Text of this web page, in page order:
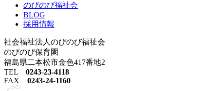
のびのび福祉会
BLOG
採用情報
社会福祉法人のびのび福祉会
のびのび保育園
福島県二本松市金色417番地2
TEL 0243-23-4118
FAX 0243-24-1160